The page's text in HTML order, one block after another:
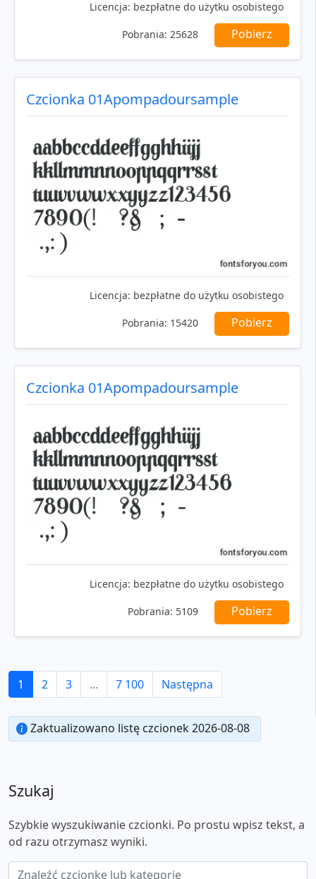
Licencja: bezpłatne do użytku osobistego
Pobrania: 25628 Pobierz
Czcionka 01Apompadoursample
Licencja: bezpłatne do użytku osobistego
Pobrania: 15420 Pobierz
Czcionka 01Apompadoursample
Licencja: bezpłatne do użytku osobistego
Pobrania: 5109 Pobierz
1 2 3 ... 7 100 Następna
Zaktualizowano listę czcionek 2026-08-08
Szukaj
Szybkie wyszukiwanie czcionki. Po prostu wpisz tekst, a
od razu otrzymasz wyniki.